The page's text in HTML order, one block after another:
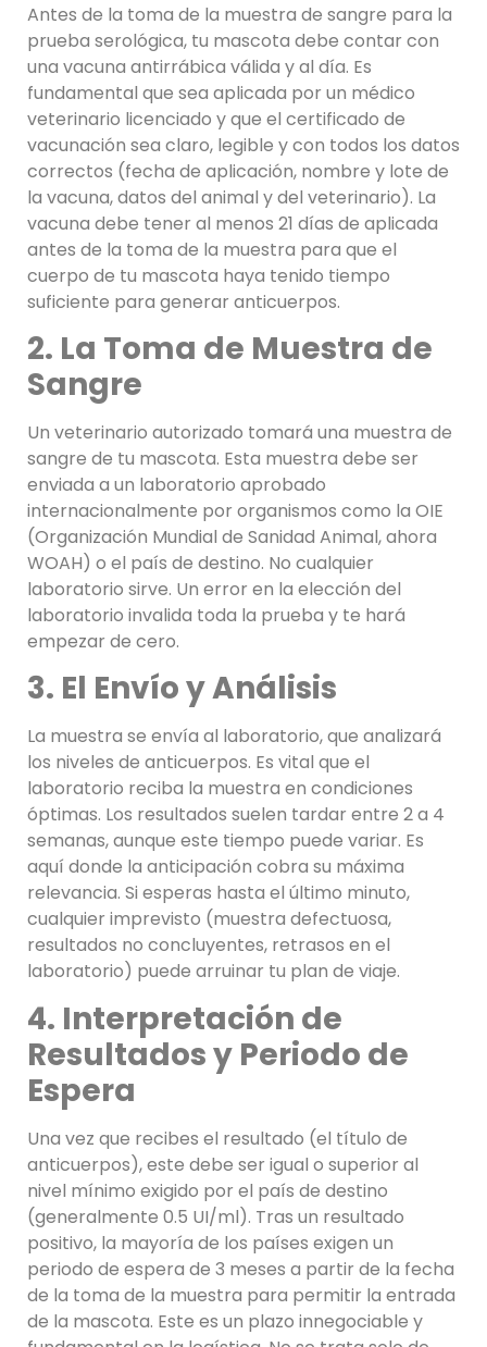
Antes de la toma de la muestra de sangre para la
prueba serológica, tu mascota debe contar con
una vacuna antirrábica válida y al día. Es
fundamental que sea aplicada por un médico
veterinario licenciado y que el certificado de
vacunación sea claro, legible y con todos los datos
correctos (fecha de aplicación, nombre y lote de
la vacuna, datos del animal y del veterinario). La
vacuna debe tener al menos 21 días de aplicada
antes de la toma de la muestra para que el
cuerpo de tu mascota haya tenido tiempo
suficiente para generar anticuerpos.
2. La Toma de Muestra de
Sangre
Un veterinario autorizado tomará una muestra de
sangre de tu mascota. Esta muestra debe ser
enviada a un laboratorio aprobado
internacionalmente por organismos como la OIE
(Organización Mundial de Sanidad Animal, ahora
WOAH) o el país de destino. No cualquier
laboratorio sirve. Un error en la elección del
laboratorio invalida toda la prueba y te hará
empezar de cero.
3. El Envío y Análisis
La muestra se envía al laboratorio, que analizará
los niveles de anticuerpos. Es vital que el
laboratorio reciba la muestra en condiciones
óptimas. Los resultados suelen tardar entre 2 a 4
semanas, aunque este tiempo puede variar. Es
aquí donde la anticipación cobra su máxima
relevancia. Si esperas hasta el último minuto,
cualquier imprevisto (muestra defectuosa,
resultados no concluyentes, retrasos en el
laboratorio) puede arruinar tu plan de viaje.
4. Interpretación de
Resultados y Periodo de
Espera
Una vez que recibes el resultado (el título de
anticuerpos), este debe ser igual o superior al
nivel mínimo exigido por el país de destino
(generalmente 0.5 UI/ml). Tras un resultado
positivo, la mayoría de los países exigen un
periodo de espera de 3 meses a partir de la fecha
de la toma de la muestra para permitir la entrada
de la mascota. Este es un plazo innegociable y